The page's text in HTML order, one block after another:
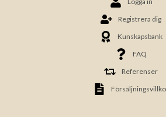
Registrera dig
Kunskapsbank
FAQ
Referenser